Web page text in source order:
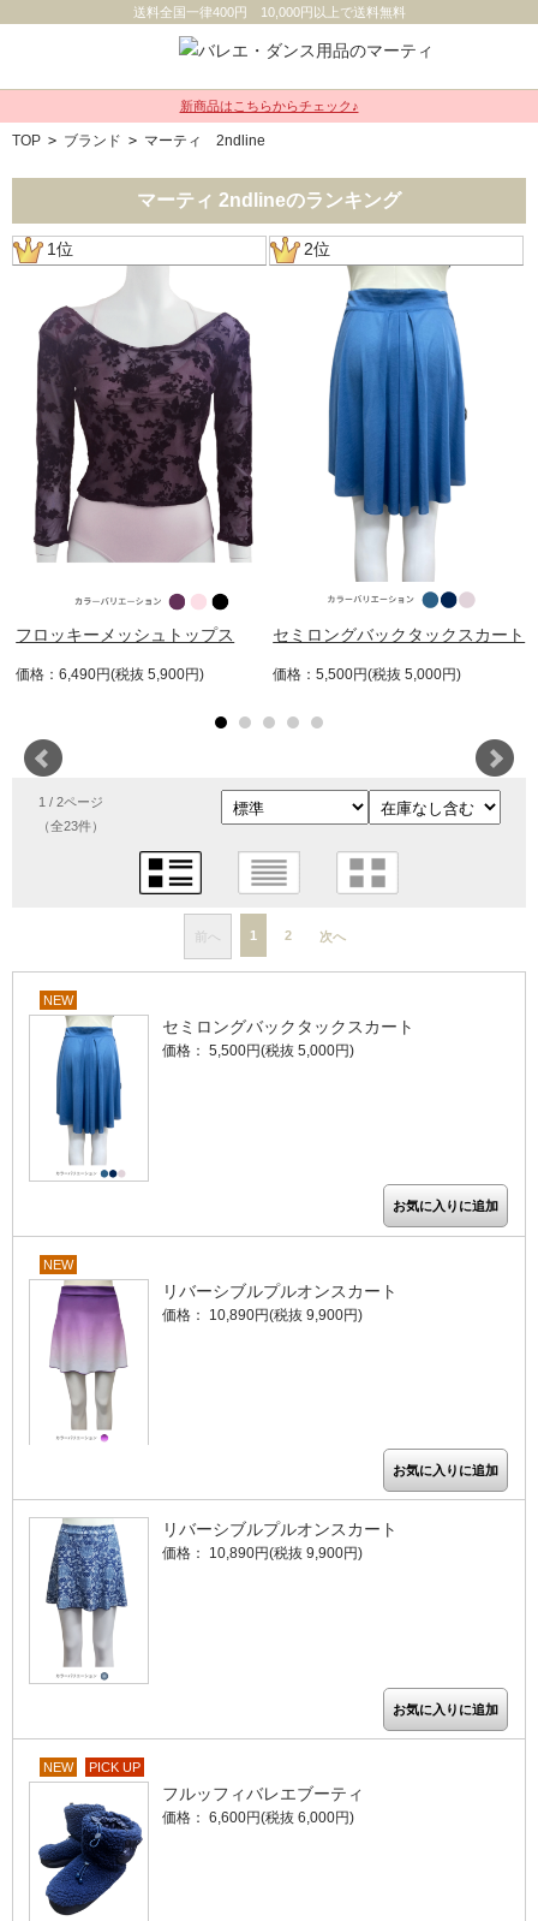
送料全国一律400円 10,000円以上で送料無料
新商品はこちらからチェック♪
TOP > ブランド > マーティ 2ndline
マーティ 2ndlineのランキング
1位
フロッキーメッシュトップス
価格：6,490円(税抜 5,900円)
2位
セミロングバックタックスカート
価格：5,500円(税抜 5,000円)
1 / 2ページ
（全23件）
前へ 1 2 次へ
NEW
セミロングバックタックスカート
価格： 5,500円(税抜 5,000円)
NEW
リバーシブルプルオンスカート
価格： 10,890円(税抜 9,900円)
リバーシブルプルオンスカート
価格： 10,890円(税抜 9,900円)
NEW PICK UP
フルッフィバレエブーティ
価格： 6,600円(税抜 6,000円)